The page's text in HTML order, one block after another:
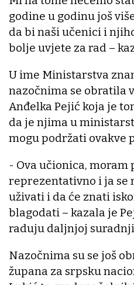
godine u godinu još
da bi naši učenici i
bolje uvjete za rad –
U ime Ministarstva
nazočnima se obratila
Anđelka Pejić koja je
da je njima u
mogu podržati ovakve
- Ova učionica,
reprezentativno i ja se
uživati i da će znati
blagodati – kazala je
raduju daljnjoj
Nazočnima su se još
župana za srpsku